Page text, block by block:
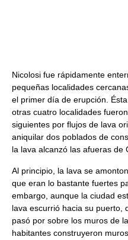
Nicolosi fue rápidamente
pequeñas localidades
el primer día de erupción.
otras cuatro localidades
siguientes por flujos de lava
aniquilar dos poblados de
la lava alcanzó las afueras de
Al principio, la lava se
que eran lo bastante fuertes
embargo, aunque la ciudad
lava escurrió hacia su puerto,
pasó por sobre los muros de
habitantes construyeron